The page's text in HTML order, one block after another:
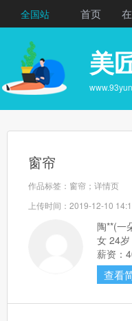
全国站 首页
美
窗帘
作品标签：窗帘；详情页
上传时间：2019-12-10
陶**(一
女 24岁
薪资：
查看